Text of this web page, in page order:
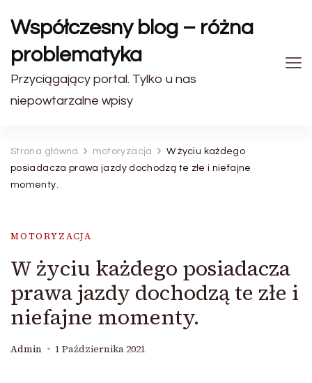
Współczesny blog – różna
problematyka
Przyciągający portal. Tylko u nas
niepowtarzalne wpisy
Strona główna motoryzacja
W życiu każdego
posiadacza prawa jazdy dochodzą te złe i niefajne
momenty.
MOTORYZACJA
W życiu każdego posiadacza
prawa jazdy dochodzą te złe i
niefajne momenty.
Admin 1 Października 2021